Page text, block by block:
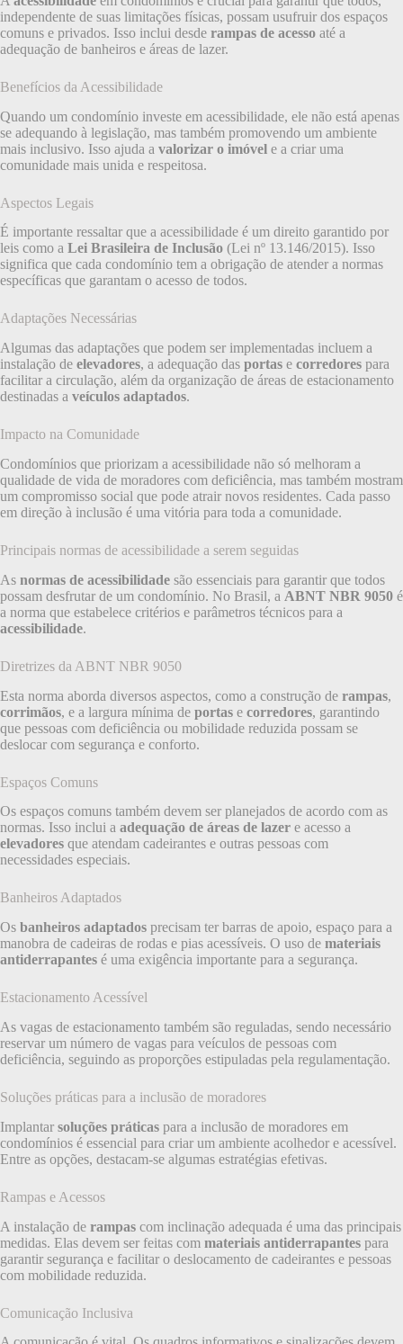
independente de suas limitações físicas, possam usufruir dos espaços
comuns e privados. Isso inclui desde rampas de acesso até a
adequação de banheiros e áreas de lazer.
Benefícios da Acessibilidade
Quando um condomínio investe em acessibilidade, ele não está apenas
se adequando à legislação, mas também promovendo um ambiente
mais inclusivo. Isso ajuda a valorizar o imóvel e a criar uma
comunidade mais unida e respeitosa.
Aspectos Legais
É importante ressaltar que a acessibilidade é um direito garantido por
leis como a Lei Brasileira de Inclusão (Lei nº 13.146/2015). Isso
significa que cada condomínio tem a obrigação de atender a normas
específicas que garantam o acesso de todos.
Adaptações Necessárias
Algumas das adaptações que podem ser implementadas incluem a
instalação de elevadores, a adequação das portas e corredores para
facilitar a circulação, além da organização de áreas de estacionamento
destinadas a veículos adaptados.
Impacto na Comunidade
Condomínios que priorizam a acessibilidade não só melhoram a
qualidade de vida de moradores com deficiência, mas também mostram
um compromisso social que pode atrair novos residentes. Cada passo
em direção à inclusão é uma vitória para toda a comunidade.
Principais normas de acessibilidade a serem seguidas
As normas de acessibilidade são essenciais para garantir que todos
possam desfrutar de um condomínio. No Brasil, a ABNT NBR 9050 é
a norma que estabelece critérios e parâmetros técnicos para a
acessibilidade.
Diretrizes da ABNT NBR 9050
Esta norma aborda diversos aspectos, como a construção de rampas,
corrimãos, e a largura mínima de portas e corredores, garantindo
que pessoas com deficiência ou mobilidade reduzida possam se
deslocar com segurança e conforto.
Espaços Comuns
Os espaços comuns também devem ser planejados de acordo com as
normas. Isso inclui a adequação de áreas de lazer e acesso a
elevadores que atendam cadeirantes e outras pessoas com
necessidades especiais.
Banheiros Adaptados
Os banheiros adaptados precisam ter barras de apoio, espaço para a
manobra de cadeiras de rodas e pias acessíveis. O uso de materiais
antiderrapantes é uma exigência importante para a segurança.
Estacionamento Acessível
As vagas de estacionamento também são reguladas, sendo necessário
reservar um número de vagas para veículos de pessoas com
deficiência, seguindo as proporções estipuladas pela regulamentação.
Soluções práticas para a inclusão de moradores
Implantar soluções práticas para a inclusão de moradores em
condomínios é essencial para criar um ambiente acolhedor e acessível.
Entre as opções, destacam-se algumas estratégias efetivas.
Rampas e Acessos
A instalação de rampas com inclinação adequada é uma das principais
medidas. Elas devem ser feitas com materiais antiderrapantes para
garantir segurança e facilitar o deslocamento de cadeirantes e pessoas
com mobilidade reduzida.
Comunicação Inclusiva